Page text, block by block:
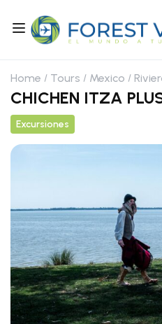
Home Tours Mexico
CHICHEN ITZA
Excursiones